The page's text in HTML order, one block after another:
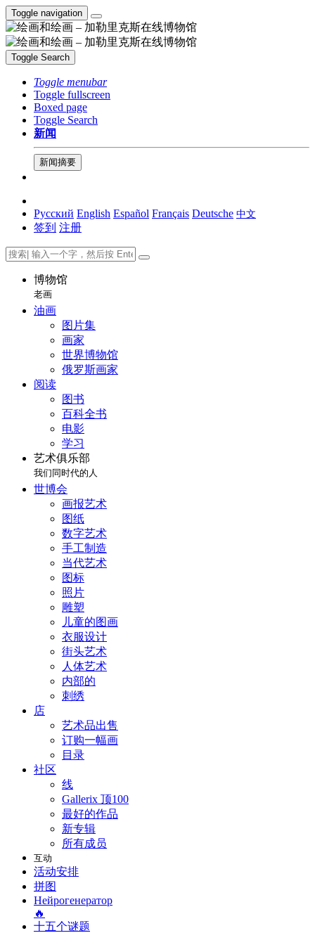
Toggle navigation
Toggle Search
Toggle menubar
Toggle fullscreen
Boxed page
Toggle Search
新闻
新闻摘要
Русский English Español Français Deutsche 中文
签到 注册
博物馆
老画
油画
图片集
画家
世界博物馆
俄罗斯画家
阅读
图书
百科全书
电影
学习
艺术俱乐部
我们同时代的人
世博会
画报艺术
图纸
数字艺术
手工制造
当代艺术
图标
照片
雕塑
儿童的图画
衣服设计
街头艺术
人体艺术
内部的
刺绣
店
艺术品出售
订购一幅画
目录
社区
线
Gallerix 顶100
最好的作品
新专辑
所有成员
互动
活动安排
拼图
Нейрогенератор
🔥
十五个谜题